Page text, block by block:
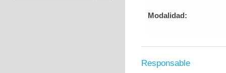
Modalidad:
Responsable